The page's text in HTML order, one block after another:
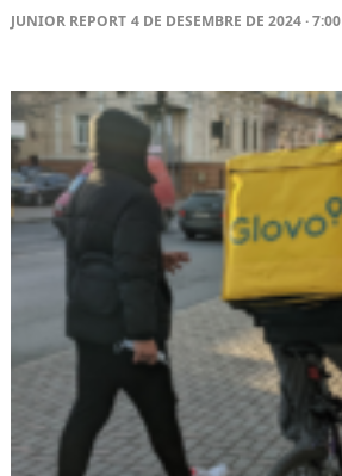
JUNIOR REPORT 4 DE DESEMBRE DE 2024 · 7:00